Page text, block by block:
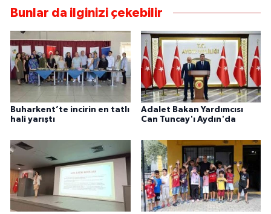
Bunlar da ilginizi çekebilir
Buharkent’te incirin en tatlı
hali yarıştı
Adalet Bakan Yardımcısı
Can Tuncay'ı Aydın'da